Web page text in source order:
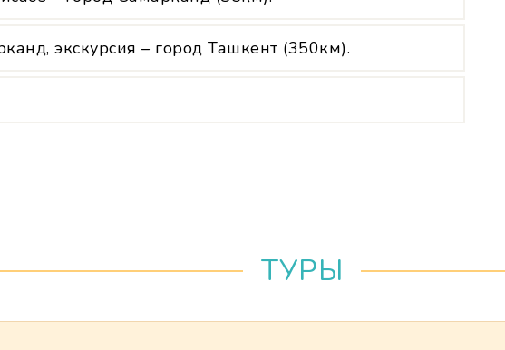
экскурсия – город Ташкент (350км).
ТУРЫ